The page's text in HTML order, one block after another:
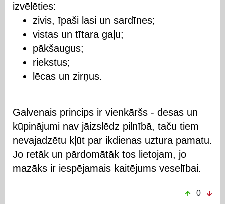
izvēlēties:
zivis, īpaši lasi un sardīnes;
vistas un tītara gaļu;
pākšaugus;
riekstus;
lēcas un zirņus.
Galvenais princips ir vienkāršs - desas un
kūpinājumi nav jāizslēdz pilnībā, taču tiem
nevajadzētu kļūt par ikdienas uztura pamatu.
Jo retāk un pārdomātāk tos lietojam, jo
mazāks ir iespējamais kaitējums veselībai.
0